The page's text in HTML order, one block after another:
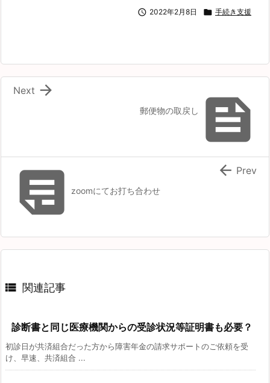
 2022年2月8日  手続き支援

郵便物の取戻し

Next
zoomにてお打ち合わせ
 Prev
 関連記事
診断書と同じ医療機関からの受診状況等証明書も必要？
初診日が共済組合だった方から障害年金の請求サポートのご依頼を受
け、早速、共済組合 ...